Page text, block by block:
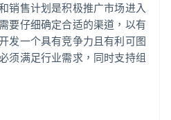
销售计划是积极推广市场进入
要仔细确定合适的渠道，以有
发一个具有竞争力且有利可图
须满足行业需求，同时支持组